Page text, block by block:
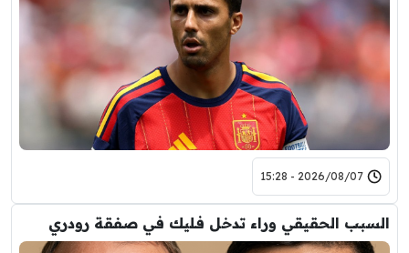
2026/08/07 - 15:28
السبب الحقيقي وراء تدخل فليك في صفقة رودري